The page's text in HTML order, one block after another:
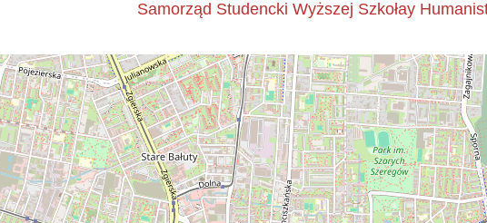
Samorząd Studencki Wyższej Szkołay